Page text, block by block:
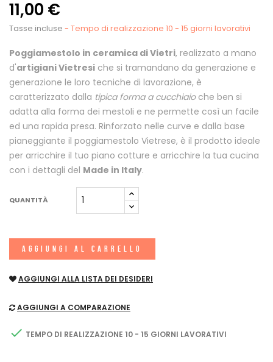
11,00 €
Tasse incluse - Tempo di realizzazione 10 - 15 giorni lavorativi
Poggiamestolo in ceramica di Vietri, realizzato a mano
d'artigiani Vietresi che si tramandano da generazione e
generazione le loro tecniche di lavorazione, è
caratterizzato dalla tipica forma a cucchiaioche ben si
adatta alla forma dei mestoli e ne permette così un facile
ed una rapida presa. Rinforzato nelle curve e dalla base
pianeggiante il poggiamestolo Vietrese, è il prodotto ideale
per arricchire il tuo piano cotture e arricchire la tua cucina
con i dettagli del Made in Italy.
QUANTITÀ
AGGIUNGI AL CARRELLO
AGGIUNGI ALLA LISTA DEI DESIDERI
AGGIUNGI A COMPARAZIONE
 TEMPO DI REALIZZAZIONE 10 - 15 GIORNI LAVORATIVI